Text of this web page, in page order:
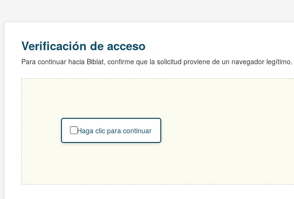
Verificación de acceso
Para continuar hacia Biblat, confirme que la solicitud proviene de un navegador legítimo.
Haga clic para continuar